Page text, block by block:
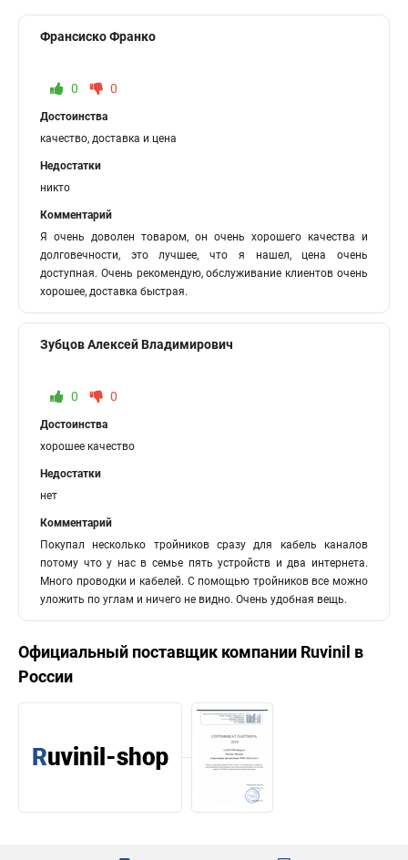
Франсиско Франко
0 0
Достоинства
качество, доставка и цена
Недостатки
никто
Комментарий
Я очень доволен товаром, он очень хорошего качества и
долговечности, это лучшее, что я нашел, цена очень
доступная. Очень рекомендую, обслуживание клиентов очень
хорошее, доставка быстрая.
Зубцов Алексей Владимирович
0 0
Достоинства
хорошее качество
Недостатки
нет
Комментарий
Покупал несколько тройников сразу для кабель каналов
потому что у нас в семье пять устройств и два интернета.
Много проводки и кабелей. С помощью тройников все можно
уложить по углам и ничего не видно. Очень удобная вещь.
Официальный поставщик компании Ruvinil в
России